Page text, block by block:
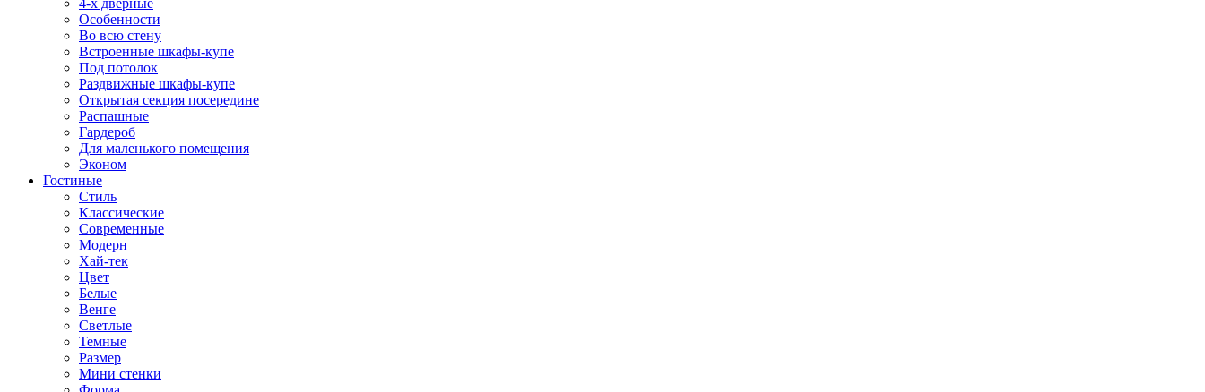
4-х дверные
Особенности
Во всю стену
Встроенные шкафы-купе
Под потолок
Раздвижные шкафы-купе
Открытая секция посередине
Распашные
Гардероб
Для маленького помещения
Эконом
Гостиные
Стиль
Классические
Современные
Модерн
Хай-тек
Цвет
Белые
Венге
Светлые
Темные
Размер
Мини стенки